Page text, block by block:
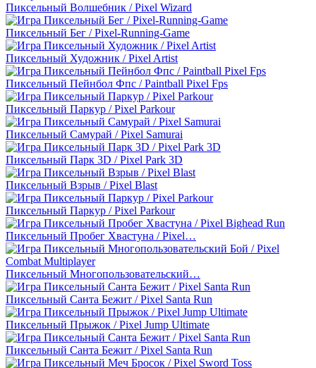
Пиксельный Волшебник / Pixel Wizard
Пиксельный Бег / Pixel-Running-Game
Пиксельный Художник / Pixel Artist
Пиксельный Пейнбол Фпс / Paintball Pixel Fps
Пиксельный Паркур / Pixel Parkour
Пиксельный Самурай / Pixel Samurai
Пиксельный Парк 3D / Pixel Park 3D
Пиксельный Взрыв / Pixel Blast
Пиксельный Паркур / Pixel Parkour
Пиксельный Пробег Хвастуна / Pixel…
Пиксельный Многопользовательский…
Пиксельный Санта Бежит / Pixel Santa Run
Пиксельный Прыжок / Pixel Jump Ultimate
Пиксельный Санта Бежит / Pixel Santa Run